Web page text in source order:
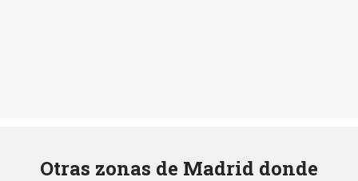
Otras zonas de Madrid donde